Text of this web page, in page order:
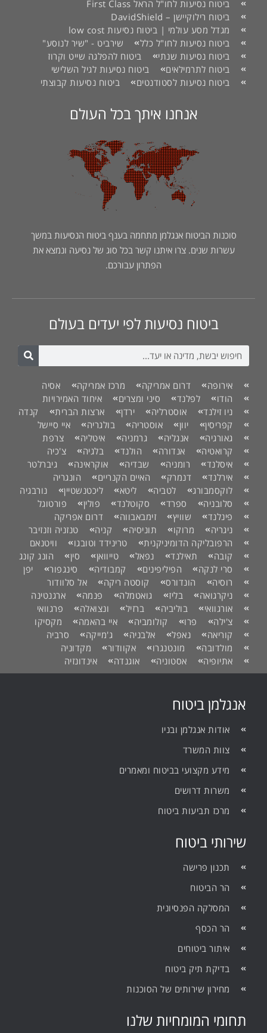
ביטוח נסיעות לחו"ל הראל First Class
ביטוח רילוקיישן – DavidShield
מגדל מסע עולמי | ביטוח נסיעות low cost
ביטוח נסיעות לחו"ל כלל
שירביט - "שיר לנוסע"
ביטוח נסיעות שנתי
ביטוח להפלגה שייט וקרוז
ביטוח לתרמילאים
ביטוח נסיעות לגיל השלישי
ביטוח נסיעות לסטודנטים
ביטוח נסיעות קבוצתי
אנחנו איתך בכל העולם
סוכנות הביטוח אנגלמן מתחמה בענף ביטוח הנסיעות במשך
עשרות שנים. צרו איתנו קשר בכל סוג של נסיעה ונמצא את
הפתרון עבורכם.
ביטוח נסיעות לפי יעדים בעולם
אירופה דרום אמריקה מרכז אמריקה
אסיה
הודו
לפלנד סיני ומצרים
איחוד האמירויות
ניו זילנד
אוסטרליה ירדן ארצות הברית
קנדה
קפריסין
יוון אוסטריה בולגריה
איי סיישל
גאורגיה
אנגליה גרמניה איטליה
צרפת
קרואטיה
אנדורה הולנד בלגיה
צ'כיה
איסלנד
רומניה שבדיה אוקראינה
גיברלטר
אירלנד
דנמרק האיים הקנריים
הונגריה
לוקסמבורג
לטביה ליטא ליכטנשטיין
נורבגיה
סלובניה
ספרד סקוטלנד פולין
פורטוגל
פינלנד
שוויץ זימבאבווה
דרום אפריקה
ניגריה
מרוקו תוניסיה קניה
טנזניה וזנזיבר
הרפובליקה הדומיניקנית
טרינידד וטובגו
וויטנאם
קובה
תאילנד נפאל טייוואן סין
הונג קונג
סרי לנקה
הפיליפינים קמבודיה סינגפור
יפן
רוסיה
הונדורס קוסטה ריקה
אל סלוודור
ניקרגואה
בליז גואטמלה פנמה
ארגנטינה
אורגוואי
בוליביה ברזיל ונצואלה
פרגוואי
צ'ילה
פרו קולומביה איי בהאמה
מקסיקו
קוריאה
נאפל אלבניה ג'מייקה
סרביה
מולדובה
מונטנגרו אקוודור
מקדוניה
אתיופיה
אסטוניה אוגנדה אינדונזיה
אנגלמן ביטוח
אודות אנגלמן ובניו
צוות המשרד
מידע מקצועי בביטוח ומאמרים
משרות דרושים
מרכז תביעות ביטוח
שירותי ביטוח
תכנון פרישה
הר הביטוח
המסלקה הפנסיונית
הר הכסף
איתור ביטוחים
בדיקת תיק ביטוח
מחירון שירותים של הסוכנות
תחומי המומחיות שלנו